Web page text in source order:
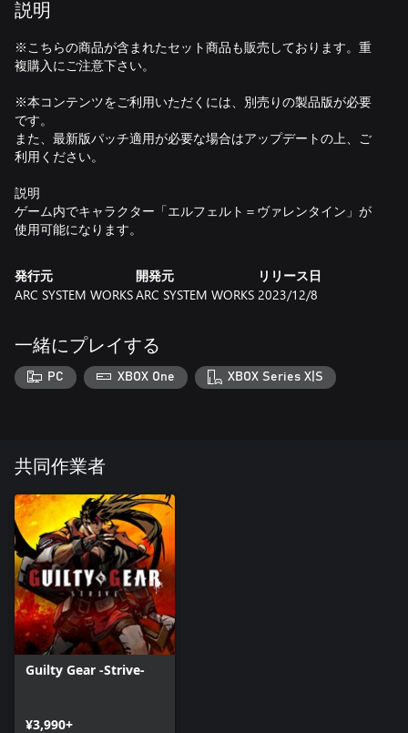
説明
※こちらの商品が含まれたセット商品も販売しております。重
複購入にご注意下さい。
※本コンテンツをご利用いただくには、別売りの製品版が必要
です。
また、最新版パッチ適用が必要な場合はアップデートの上、ご
利用ください。
説明
ゲーム内でキャラクター「エルフェルト＝ヴァレンタイン」が
使用可能になります。
発行元
ARC SYSTEM WORKS
開発元
ARC SYSTEM WORKS
リリース日
2023/12/8
一緒にプレイする
PC XBOX One XBOX Series X|S
共同作業者
Guilty Gear -Strive-
¥3,990+